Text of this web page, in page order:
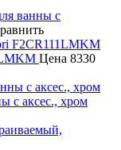
ванны с
Цена 8330
с аксес., хром